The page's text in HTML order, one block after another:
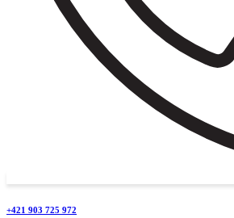
+421 903 725 972